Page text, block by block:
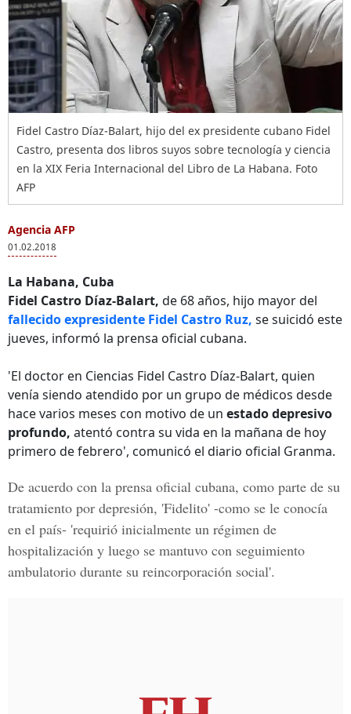
Fidel Castro Díaz-Balart, hijo del ex presidente cubano Fidel
Castro, presenta dos libros suyos sobre tecnología y ciencia
en la XIX Feria Internacional del Libro de La Habana. Foto
AFP
Agencia AFP
01.02.2018
La Habana, Cuba
Fidel Castro Díaz-Balart, de 68 años, hijo mayor del
fallecido expresidente Fidel Castro Ruz, se suicidó este
jueves, informó la prensa oficial cubana.
'El doctor en Ciencias Fidel Castro Díaz-Balart, quien
venía siendo atendido por un grupo de médicos desde
hace varios meses con motivo de un estado depresivo
profundo, atentó contra su vida en la mañana de hoy
primero de febrero', comunicó el diario oficial Granma.
De acuerdo con la prensa oficial cubana, como parte de su
tratamiento por depresión, 'Fidelito' -como se le conocía
en el país- 'requirió inicialmente un régimen de
hospitalización y luego se mantuvo con seguimiento
ambulatorio durante su reincorporación social'.